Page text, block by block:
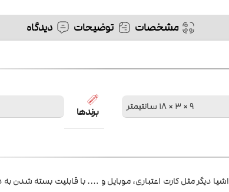
مشخصات توضیحات دیدگاه
9 × 3 × 18 سانتیمتر برندها
دیگر مثل کارت اعتباری، موبایل و …. با قابلیت بسته شدن